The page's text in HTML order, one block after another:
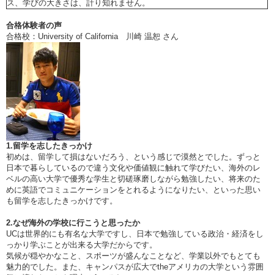
ス、学びの大きさは、計り知れません。
合格体験者の声
合格校：University of California 川崎 温恕 さん
1.留学を志したきっかけ
初めは、留学して損はないだろう、という感じで漠然とでした。ずっと
日本で暮らしているので違う文化や価値観に触れて学びたい、海外のレ
ベルの高い大学で優秀な学生と切磋琢磨しながら勉強したい、将来のた
めに英語でコミュニケーションをとれるようになりたい、といった思い
も留学を志したきっかけです。
2.なぜ海外の学校に行こうと思ったか
UCは世界的にも有名な大学ですし、日本で勉強している政治・経済をし
っかり学ぶことが出来る大学だからです。
気候が穏やかなこと、スポーツが盛んなことなど、学業以外でもとても
魅力的でした。また、キャンパスが広大でtheアメリカの大学という雰囲